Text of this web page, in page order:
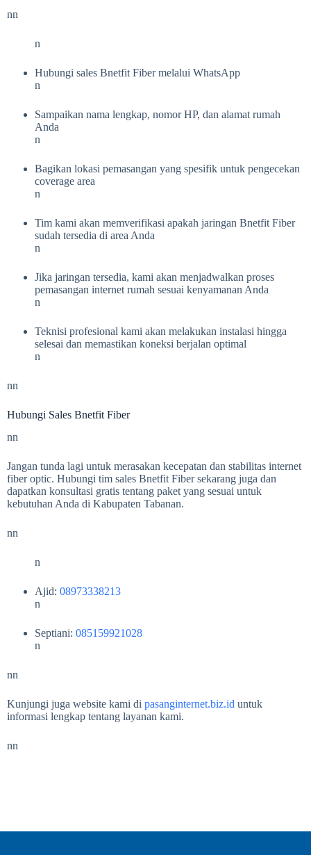
nn
n
Hubungi sales Bnetfit Fiber melalui WhatsApp
n
Sampaikan nama lengkap, nomor HP, dan alamat rumah
Anda
n
Bagikan lokasi pemasangan yang spesifik untuk pengecekan
coverage area
n
Tim kami akan memverifikasi apakah jaringan Bnetfit Fiber
sudah tersedia di area Anda
n
Jika jaringan tersedia, kami akan menjadwalkan proses
pemasangan internet rumah sesuai kenyamanan Anda
n
Teknisi profesional kami akan melakukan instalasi hingga
selesai dan memastikan koneksi berjalan optimal
n
nn
Hubungi Sales Bnetfit Fiber
nn
Jangan tunda lagi untuk merasakan kecepatan dan stabilitas internet
fiber optic. Hubungi tim sales Bnetfit Fiber sekarang juga dan
dapatkan konsultasi gratis tentang paket yang sesuai untuk
kebutuhan Anda di Kabupaten Tabanan.
nn
n
Ajid: 08973338213
n
Septiani: 085159921028
n
nn
Kunjungi juga website kami di pasanginternet.biz.id untuk
informasi lengkap tentang layanan kami.
nn